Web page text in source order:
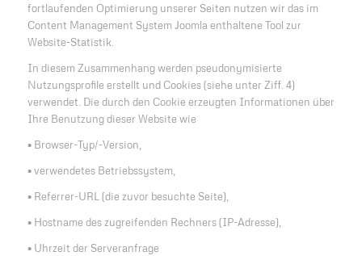
fortlaufenden Optimierung unserer Seiten nutzen wir das im
Content Management System Joomla enthaltene Tool zur
Website-Statistik.
In diesem Zusammenhang werden pseudonymisierte
Nutzungsprofile erstellt und Cookies (siehe unter Ziff. 4)
verwendet. Die durch den Cookie erzeugten Informationen über
Ihre Benutzung dieser Website wie
• Browser-Typ/-Version,
• verwendetes Betriebssystem,
• Referrer-URL (die zuvor besuchte Seite),
• Hostname des zugreifenden Rechners (IP-Adresse),
• Uhrzeit der Serveranfrage